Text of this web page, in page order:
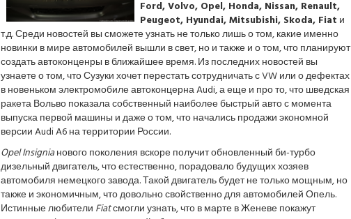
Ford, Volvo, Opel, Honda, Nissan, Renault,
Peugeot, Hyundai, Mitsubishi, Skoda, Fiat и
т.д. Среди новостей вы сможете узнать не только лишь о том, какие именно
новинки в мире автомобилей вышли в свет, но и также и о том, что планируют
создать автоконценры в ближайшее время. Из последних новостей вы
узнаете о том, что Сузуки хочет перестать сотрудничать с VW или о дефектах
в новеньком электромобиле автоконцерна Audi, а еще и про то, что шведская
ракета Вольво показала собственный наиболее быстрый авто с момента
выпуска первой машины и даже о том, что начались продажи экономной
версии Audi A6 на территории России.
Opel Insigniaнового поколения вскоре получит обновленный би-турбо
дизельный двигатель, что естественно, порадовало будущих хозяев
автомобиля немецкого завода. Такой двигатель будет не только мощным, но
также и экономичным, что довольно свойственно для автомобилей Опель.
Истинные любители Fiatсмогли узнать, что в марте в Женеве покажут